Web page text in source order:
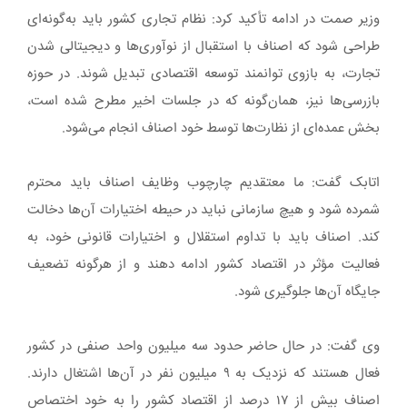
وزیر صمت در ادامه تأکید کرد: نظام تجاری کشور باید به‌گونه‌ای
طراحی شود که اصناف با استقبال از نوآوری‌ها و دیجیتالی شدن
تجارت، به بازوی توانمند توسعه اقتصادی تبدیل شوند. در حوزه
بازرسی‌ها نیز، همان‌گونه که در جلسات اخیر مطرح شده است،
بخش عمده‌ای از نظارت‌ها توسط خود اصناف انجام می‌شود.
اتابک گفت: ما معتقدیم چارچوب وظایف اصناف باید محترم
شمرده شود و هیچ سازمانی نباید در حیطه اختیارات آن‌ها دخالت
کند. اصناف باید با تداوم استقلال و اختیارات قانونی خود، به
فعالیت مؤثر در اقتصاد کشور ادامه دهند و از هرگونه تضعیف
جایگاه آن‌ها جلوگیری شود.
وی گفت: در حال حاضر حدود سه میلیون واحد صنفی در کشور
فعال هستند که نزدیک به ۹ میلیون نفر در آن‌ها اشتغال دارند.
اصناف بیش از ۱۷ درصد از اقتصاد کشور را به خود اختصاص